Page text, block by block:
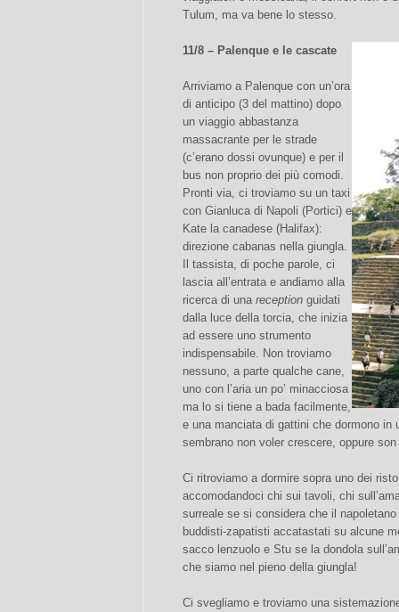
Tulum, ma va bene lo stesso.
11/8 – Palenque e le cascate
Arriviamo a Palenque con un’ora
di anticipo (3 del mattino) dopo
un viaggio abbastanza
massacrante per le strade
(c’erano dossi ovunque) e per il
bus non proprio dei più comodi.
Pronti via, ci troviamo su un taxi
con Gianluca di Napoli (Portici) e
Kate la canadese (Halifax):
direzione cabanas nella giungla.
Il tassista, di poche parole, ci
lascia all’entrata e andiamo alla
ricerca di una reception guidati
dalla luce della torcia, che inizia
ad essere uno strumento
indispensabile. Non troviamo
nessuno, a parte qualche cane,
uno con l’aria un po’ minacciosa
ma lo si tiene a bada facilmente,
e una manciata di gattini che dormono
sembrano non voler crescere, oppure
Ci ritroviamo a dormire sopra uno dei
accomodandoci chi sui tavoli, chi
surreale se si considera che il
buddisti-zapatisti accatastati su alcune
sacco lenzuolo e Stu se la dondola
che siamo nel pieno della giungla!
Ci svegliamo e troviamo una